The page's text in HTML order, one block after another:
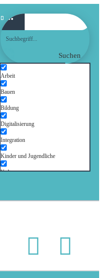
Suchen
Arbeit
Bauen
Bildung
Digitalisierung
Integration
Kinder und Jugendliche
Kultur
Stadtentwicklung